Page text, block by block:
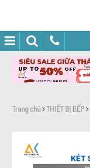
Trang chủ THIẾT BỊ BẾP